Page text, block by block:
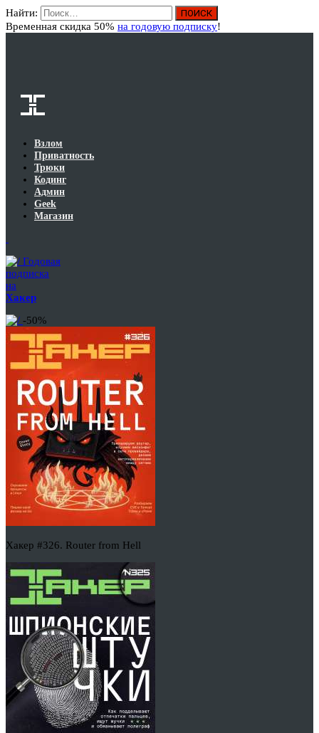
Найти:
Временная скидка 50% на годовую подписку!
Взлом
Приватность
Трюки
Кодинг
Админ
Geek
Магазин
Годовая
подписка
на
Хакер
-50%
Хакер #326. Router from Hell